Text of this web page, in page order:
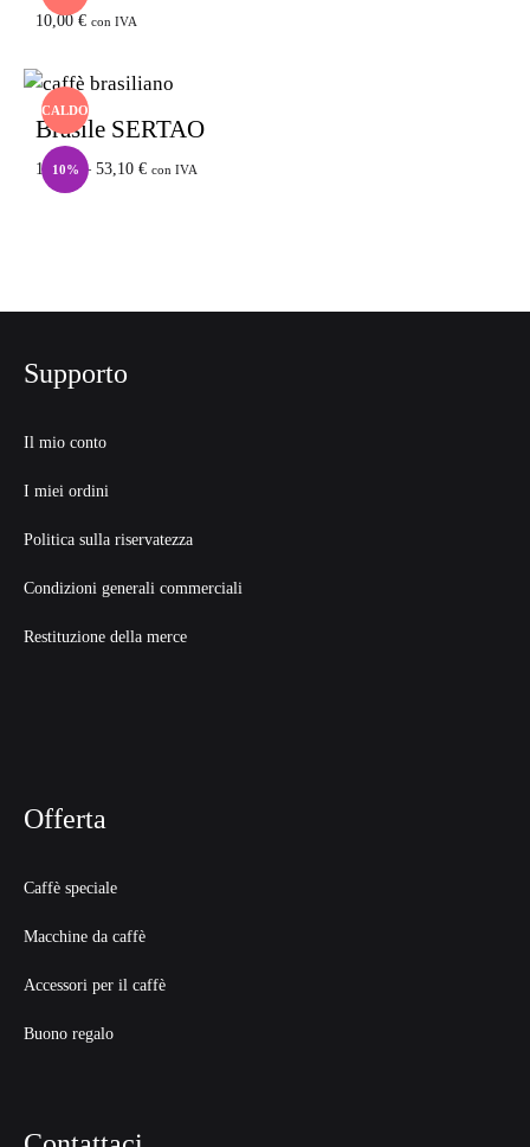
10,00 € con IVA
CALDO
10%
Brasile SERTAO
1,80€ – 53,10 € con IVA
Supporto
Il mio conto
I miei ordini
Politica sulla riservatezza
Condizioni generali commerciali
Restituzione della merce
Offerta
Caffè speciale
Macchine da caffè
Accessori per il caffè
Buono regalo